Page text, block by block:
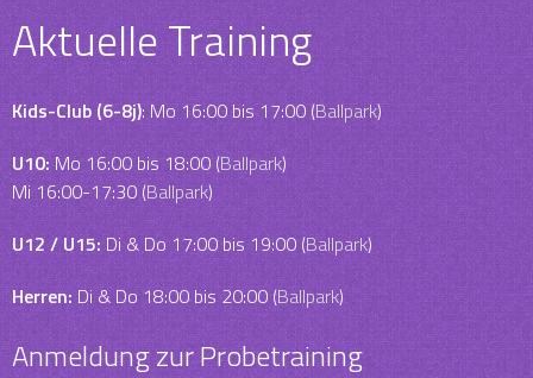
Aktuelle Training
Kids-Club (6-8j): Mo 16:00 bis 17:00 (Ballpark)
U10:Mo 16:00 bis 18:00 (Ballpark)
Mi 16:00-17:30 (Ballpark)
U12 / U15: Di & Do 17:00 bis 19:00 (Ballpark)
Herren: Di & Do 18:00 bis 20:00 (Ballpark)
Anmeldung zur Probetraining